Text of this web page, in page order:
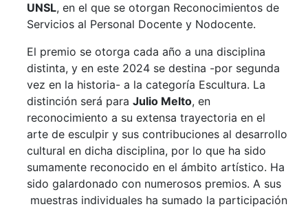
UNSL, en el que se otorgan Reconocimientos de
Servicios al Personal Docente y Nodocente.
El premio se otorga cada año a una disciplina
distinta, y en este 2024 se destina -por segunda
vez en la historia- a la categoría Escultura. La
distinción será para Julio Melto, en
reconocimiento a su extensa trayectoria en el
arte de esculpir y sus contribuciones al desarrollo
cultural en dicha disciplina, por lo que ha sido
sumamente reconocido en el ámbito artístico. Ha
sido galardonado con numerosos premios. A sus
muestras individuales ha sumado la participación